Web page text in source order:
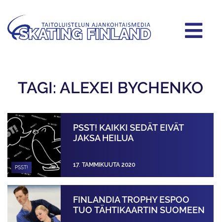
TAGI: ALEXEI BYCHENKO
PSST!
PSST! KAIKKI SEDÄT EIVÄT
JAKSA HEILUA
17. TAMMIKUUTA 2020
FINLANDIA TROPHY ESPOO
TUO TÄHTIKAARTIN SUOMEEN